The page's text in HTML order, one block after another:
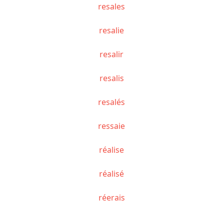
resales
resalie
resalir
resalis
resalés
ressaie
réalise
réalisé
réerais